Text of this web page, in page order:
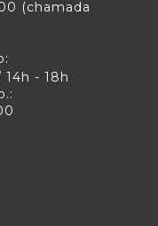
(chamada
14h - 18h